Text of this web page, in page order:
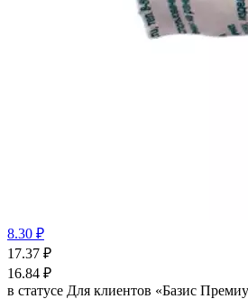
8.30 ₽
17.37 ₽
16.84 ₽
в статусе Для клиентов «Базис